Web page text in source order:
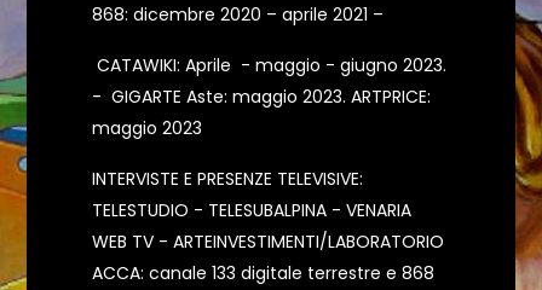
868: dicembre 2020 – aprile 2021 –
CATAWIKI: Aprile - maggio - giugno 2023.
- GIGARTE Aste: maggio 2023. ARTPRICE:
maggio 2023
INTERVISTE E PRESENZE TELEVISIVE:
TELESTUDIO - TELESUBALPINA - VENARIA
WEB TV - ARTEINVESTIMENTI/LABORATORIO
ACCA: canale 133 digitale terrestre e 868